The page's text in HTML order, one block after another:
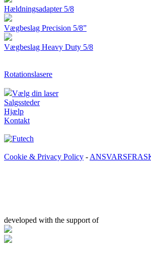
Hældningsadapter 5/8
Vægbeslag Precision 5/8”
Vægbeslag Heavy Duty 5/8
Rotationslasere
Vælg din laser
Salgssteder
Hjælp
Kontakt
Cookie & Privacy Policy -
developed with the support of